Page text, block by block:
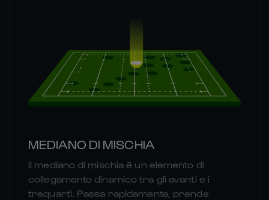
MEDIANO DI MISCHIA
Il mediano di mischia è un elemento di
collegamento dinamico tra gli avanti e i
trequarti. Passa rapidamente, prende